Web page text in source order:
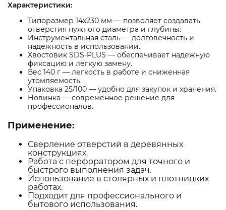
Характеристики:
Типоразмер 14х230 мм — позволяет создавать
отверстия нужного диаметра и глубины.
Инструментальная сталь — долговечность и
надежность в использовании.
Хвостовик SDS-PLUS — обеспечивает надежную
фиксацию и легкую замену.
Вес 140 г — легкость в работе и сниженная
утомляемость.
Упаковка 25/100 — удобно для закупок и хранения.
Новинка — современное решение для
профессионалов.
Применение:
Сверление отверстий в деревянных
конструкциях.
Работа с перфоратором для точного и
быстрого выполнения задач.
Использование в столярных и плотницких
работах.
Подходит для профессионального и
бытового использования.